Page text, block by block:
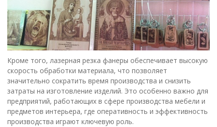
Кроме того, лазерная резка фанеры обеспечивает высокую
скорость обработки материала, что позволяет
значительно сократить время производства и снизить
затраты на изготовление изделий. Это особенно важно для
предприятий, работающих в сфере производства мебели и
предметов интерьера, где оперативность и эффективность
производства играют ключевую роль.